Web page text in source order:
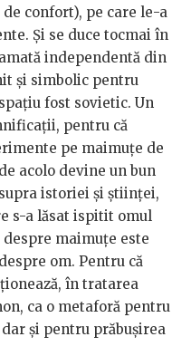
confort), pe care le-a
Și se duce tocmai în
independentă din
și simbolic pentru
fost sovietic. Un
pentru că
pe maimuţe de
acolo devine un bun
istoriei și ştiinţei,
s-a lăsat ispitit omul
maimuţe este
om. Pentru că
în tratarea
ca o metaforă pentru
și pentru prăbuşirea